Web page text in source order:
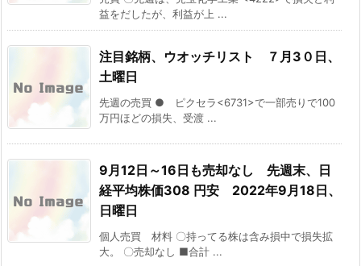
益をだしたが、利益が上 ...
注目銘柄、ウオッチリスト ７月3０日、
土曜日
先週の売買 ● ピクセラ<6731>で一部売りで100
万円ほどの損失、受渡 ...
9月12日～16日も売却なし 先週末、日
経平均株価308 円安 2022年9月18日、
日曜日
個人売買 材料 〇持ってる株は含み損中で損失拡
大。 〇売却なし ■合計 ...